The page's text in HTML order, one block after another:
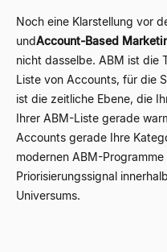
Noch eine Klarstellung vor
undAccount-Based
nicht dasselbe. ABM ist die
Liste von Accounts, für die
ist die zeitliche Ebene, die
Ihrer ABM-Liste gerade
Accounts gerade Ihre
modernen ABM-
Priorisierungssignal
Universums.